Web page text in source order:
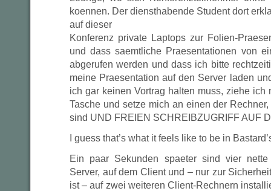
koennen. Der diensthabende Student dort
auf dieser
Konferenz private Laptops zur Folien-
und dass saemtliche Praesentationen von
abgerufen werden und dass ich bitte
meine Praesentation auf den Server laden
ich gar keinen Vortrag halten muss, ziehe ich
Tasche und setze mich an einen der
sind UND FREIEN SCHREIBZUGRIFF AUF
I guess that’s what it feels like to be in
Ein paar Sekunden spaeter sind vier
Server, auf dem Client und – nur zur
ist – auf zwei weiteren Client-Rechnern